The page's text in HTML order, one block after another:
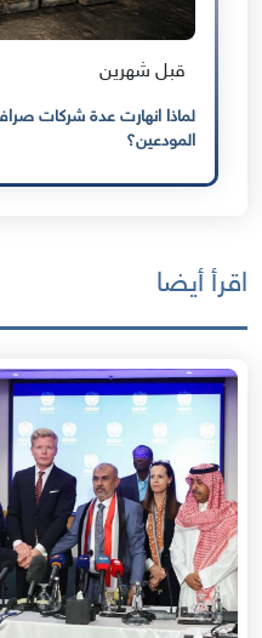
قبل شهرين
لماذا انهارت عدة شركات
المودعين؟
اقرأ أيضا